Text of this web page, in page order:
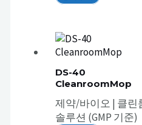
DS-40
CleanroomMop
제약/바이오 | 클린
솔루션 (GMP 기준)